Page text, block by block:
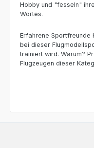
Hobby und "fesseln"
Wortes.
Erfahrene Sportfreunde
bei dieser
trainiert wird. Warum?
Flugzeugen dieser